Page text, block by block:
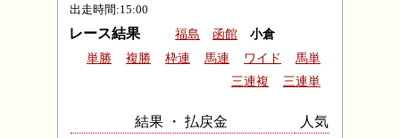
出走時間:15:00
レース結果 福島 函館
小倉
単勝
複勝 枠連 馬連 ワイド
馬単
三連複
三連単
結果 ・ 払戻金
人気